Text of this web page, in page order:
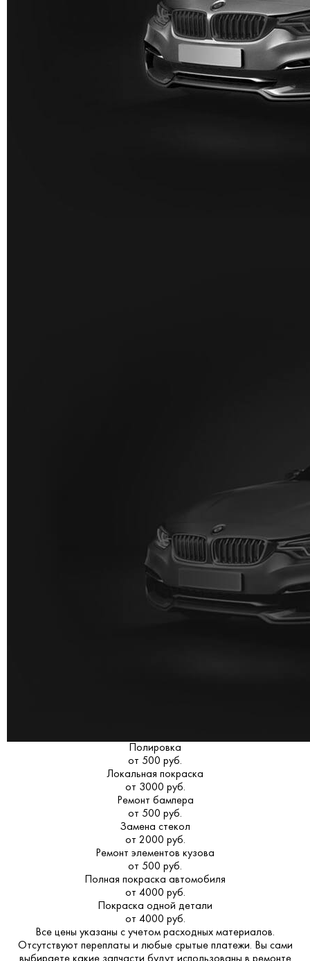
Полировка
от 500 руб.
Локальная покраска
от 3000 руб.
Ремонт бампера
от 500 руб.
Замена стекол
от 2000 руб.
Ремонт элементов кузова
от 500 руб.
Полная покраска автомобиля
от 4000 руб.
Покраска одной детали
от 4000 руб.
Все цены указаны с учетом расходных материалов.
Отсутствуют переплаты и любые срытые платежи. Вы сами